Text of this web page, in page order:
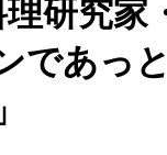
研究家
であっ